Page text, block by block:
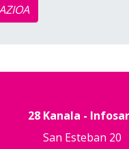
28 Kanala -
San Esteban 20